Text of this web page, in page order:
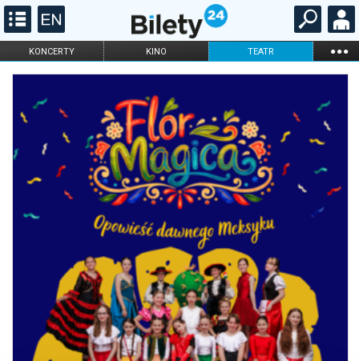
KONCERTY KINO TEATR ...
FILHARMONIA OPERA I BALET
DLA DZIECI
ONLINE